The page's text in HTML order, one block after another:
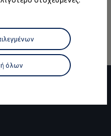
όλων
Volkswagen
Κληρονομιάς